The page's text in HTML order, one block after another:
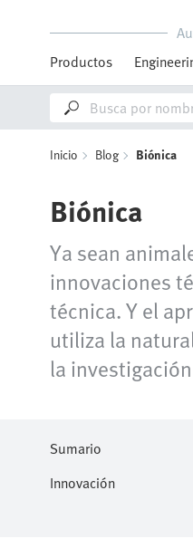
Productos
Inicio Blog Biónica
Biónica
Ya sean
innovaciones
técnica. Y el
utiliza la
la
Sumario
Innovación